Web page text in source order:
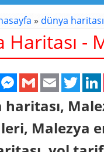
» dünya haritası
Haritası -
WhatsAppMessenger
Gmail Email
haritası,
Malezya